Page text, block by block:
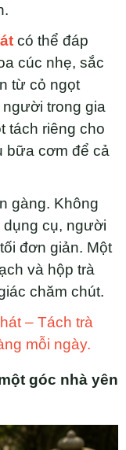
có thể đáp
cúc nhẹ, sắc
từ cỏ ngọt
trong gia
tách riêng cho
bữa cơm để cả
gàng. Không
dụng cụ, người
đơn giản. Một
và hộp trà
chăm chút.
– Tách trà
mỗi ngày.
góc nhà yên